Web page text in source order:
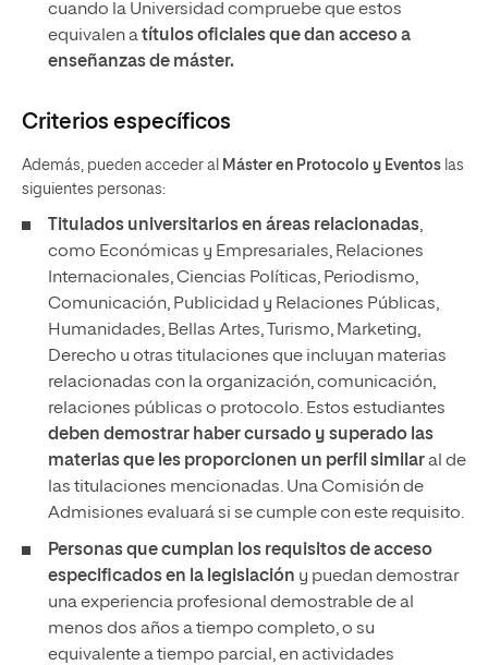
cuando la Universidad compruebe que estos
equivalen atítulos oficiales que dan acceso a
enseñanzas de máster.
Criterios específicos
Además, pueden acceder al Máster en Protocolo y Eventos las
siguientes personas:
Titulados universitarios en áreas relacionadas,
como Económicas y Empresariales, Relaciones
Internacionales, Ciencias Políticas, Periodismo,
Comunicación, Publicidad y Relaciones Públicas,
Humanidades, Bellas Artes, Turismo, Marketing,
Derecho u otras titulaciones que incluyan materias
relacionadas con la organización, comunicación,
relaciones públicas o protocolo. Estos estudiantes
deben demostrar haber cursado y superado las
materias que les proporcionen un perfil similaral de
las titulaciones mencionadas. Una Comisión de
Admisiones evaluará si se cumple con este requisito.
Personas que cumplan los requisitos de acceso
especificados en la legislación y puedan demostrar
una experiencia profesional demostrable de al
menos dos años a tiempo completo, o su
equivalente a tiempo parcial, en actividades